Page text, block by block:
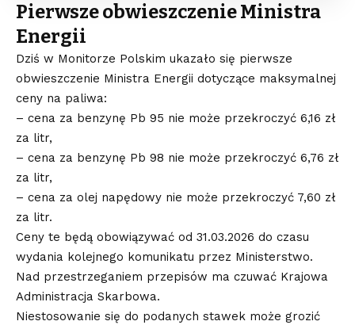
Pierwsze obwieszczenie Ministra
Energii
Dziś w Monitorze Polskim ukazało się pierwsze
obwieszczenie Ministra Energii dotyczące maksymalnej
ceny na paliwa:
– cena za benzynę Pb 95 nie może przekroczyć 6,16 zł
za litr,
– cena za benzynę Pb 98 nie może przekroczyć 6,76 zł
za litr,
– cena za olej napędowy nie może przekroczyć 7,60 zł
za litr.
Ceny te będą obowiązywać od 31.03.2026 do czasu
wydania kolejnego komunikatu przez Ministerstwo.
Nad przestrzeganiem przepisów ma czuwać Krajowa
Administracja Skarbowa.
Niestosowanie się do podanych stawek może grozić